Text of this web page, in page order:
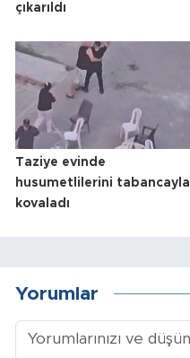
çıkarıldı
Taziye evinde
husumetlilerini tabancayla
kovaladı
Yorumlar